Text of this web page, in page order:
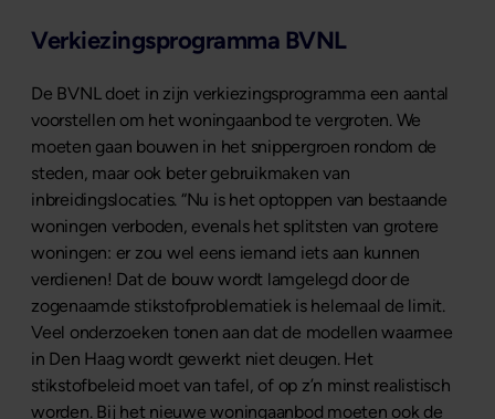
Verkiezingsprogramma BVNL
De BVNL doet in zijn verkiezingsprogramma een aantal
voorstellen om het woningaanbod te vergroten. We
moeten gaan bouwen in het snippergroen rondom de
steden, maar ook beter gebruikmaken van
inbreidingslocaties. “Nu is het optoppen van bestaande
woningen verboden, evenals het splitsten van grotere
woningen: er zou wel eens iemand iets aan kunnen
verdienen! Dat de bouw wordt lamgelegd door de
zogenaamde stikstofproblematiek is helemaal de limit.
Veel onderzoeken tonen aan dat de modellen waarmee
in Den Haag wordt gewerkt niet deugen. Het
stikstofbeleid moet van tafel, of op z’n minst realistisch
worden. Bij het nieuwe woningaanbod moeten ook de